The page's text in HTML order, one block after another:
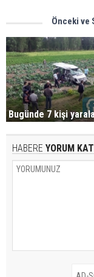
Önceki ve
Bugünde 7 kişi
HABERE YORUM KAT